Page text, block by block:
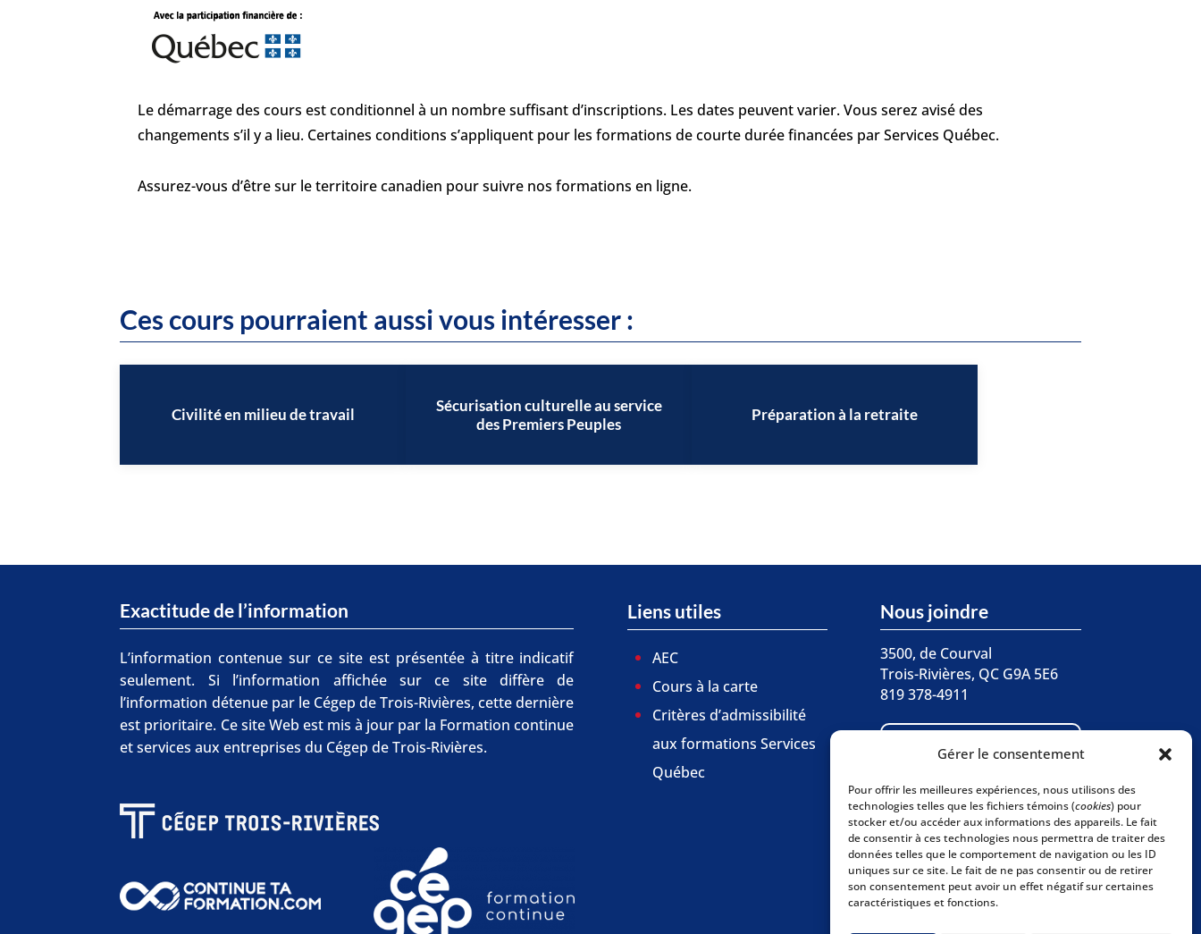
Gérer le consentement
Pour offrir les meilleures expériences, nous utilisons des
technologies telles que les fichiers témoins (cookies) pour
stocker et/ou accéder aux informations des appareils. Le fait
de consentir à ces technologies nous permettra de traiter des
données telles que le comportement de navigation ou les ID
uniques sur ce site. Le fait de ne pas consentir ou de retirer
son consentement peut avoir un effet négatif sur certaines
caractéristiques et fonctions.
Le démarrage des cours est conditionnel à un nombre suffisant d’inscriptions. Les dates peuvent varier. Vous serez avisé des
changements s’il y a lieu. Certaines conditions s’appliquent pour les formations de courte durée financées par Services Québec.
Assurez-vous d’être sur le territoire canadien pour suivre nos formations en ligne.
Ces cours pourraient aussi vous intéresser :
Civilité en milieu de travail
Sécurisation culturelle au service
des Premiers Peuples
Préparation à la retraite
Exactitude de l’information
L’information contenue sur ce site est présentée à titre indicatif
seulement. Si l’information affichée sur ce site diffère de
l’information détenue par le Cégep de Trois-Rivières, cette dernière
est prioritaire. Ce site Web est mis à jour par la Formation continue
et services aux entreprises du Cégep de Trois-Rivières.
Liens utiles
AEC
Cours à la carte
Critères d’admissibilité
aux formations Services
Québec
Nous joindre
3500, de Courval
Trois-Rivières, QC G9A 5E6
819 378-4911
Écrivez-nous

Abonnez-vous à
l'infolettre